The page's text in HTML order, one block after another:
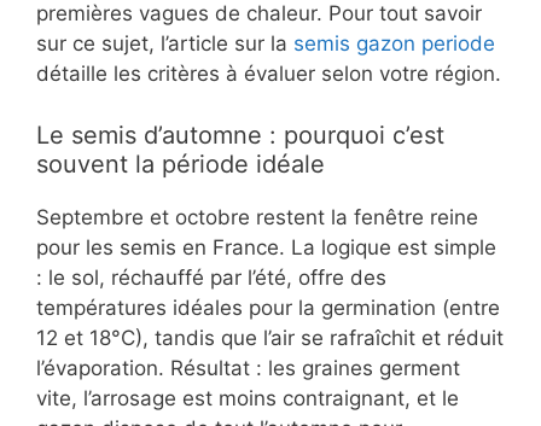
premières vagues de chaleur. Pour tout savoir
sur ce sujet, l’article sur la semis gazon periode
détaille les critères à évaluer selon votre région.
Le semis d’automne : pourquoi c’est
souvent la période idéale
Septembre et octobre restent la fenêtre reine
pour les semis en France. La logique est simple
: le sol, réchauffé par l’été, offre des
températures idéales pour la germination (entre
12 et 18°C), tandis que l’air se rafraîchit et réduit
l’évaporation. Résultat : les graines germent
vite, l’arrosage est moins contraignant, et le